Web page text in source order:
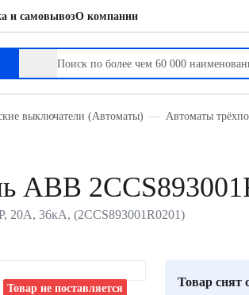
и самовывозО компании
выключатели (Автоматы) Автоматы
Товар не поставляется
ABB
20А, 36кА, (2CCS893001R0201)
Товар снят